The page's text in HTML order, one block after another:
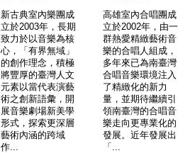
新古典室內樂團成
立於2003年，長期
致力於以音樂為核
心，「有界無域」
的創作理念，積極
將豐厚的臺灣人文
元素以當代表演藝
術之創新語彙，開
展音樂劇場新美學
形式，探索更深層
藝術內涵的跨域
作...
高雄室內合唱團成
立於2002年，由一
群熱愛精緻藝術音
樂的合唱人組成，
多年來已為南臺灣
合唱音樂環境注入
了精緻化的新力
量，並期待繼續引
領南臺灣的合唱音
樂走向更專業化的
發展。近年發展出
「...